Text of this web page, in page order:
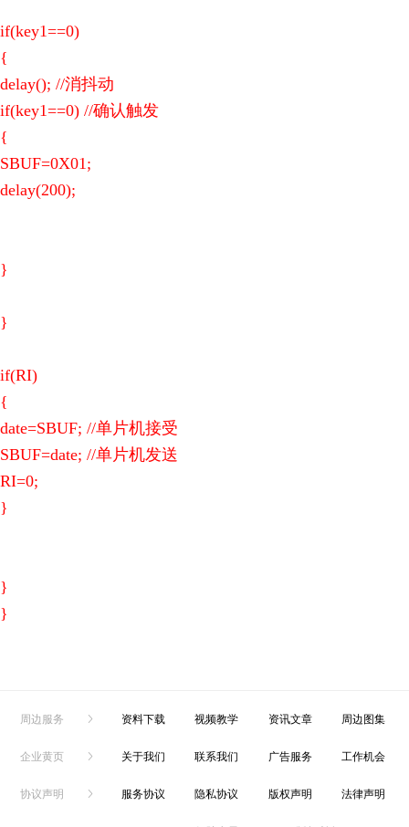
if(key1==0)
{
delay(); //消抖动
if(key1==0) //确认触发
{
SBUF=0X01;
delay(200);
}
}
if(RI)
{
date=SBUF; //单片机接受
SBUF=date; //单片机发送
RI=0;
}
}
}
周边服务 资料下载 视频教学 资讯文章 周边图集
企业黄页 关于我们 联系我们 广告服务 工作机会
协议声明 服务协议 隐私协议 版权声明 法律声明